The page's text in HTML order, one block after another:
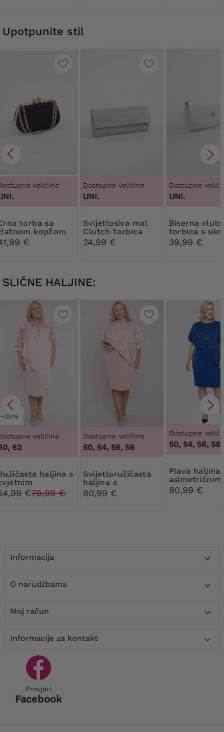
Upotpunite stil
veličine
sa
kopčom
€
Dostupne veličine
UNI.
Svijetlosiva mat
Clutch torbica
24,99 €
Dostupne
UNI.
Biserna clutch
torbica s
39,99 €
SLIČNE HALJINE:
−30%
veličine
62
s
€78,99 €
Dostupne veličine
50, 54, 56, 58
Svijetloružičasta
haljina s
asimetričnim
pončo
80,99 €
Dostupne
50, 54, 56, 58
Plava haljina s
asimetričnim
pončo
80,99 €
Informacija 
O narudžbama 
Moj račun 
Informacije za kontakt 
Provjeri
Facebook